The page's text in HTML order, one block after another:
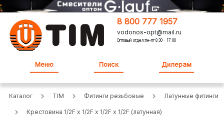
8 800 777 1957
vodonos-opt@mail.ru
Оптовый отдел:пн-пт 8:30 - 17:00
Меню Поиск Дилерам
Каталог TIM Фитинги резьбовые Латунные фитинги
Крестовина 1/2F x 1/2F x 1/2F x 1/2F (латунная)